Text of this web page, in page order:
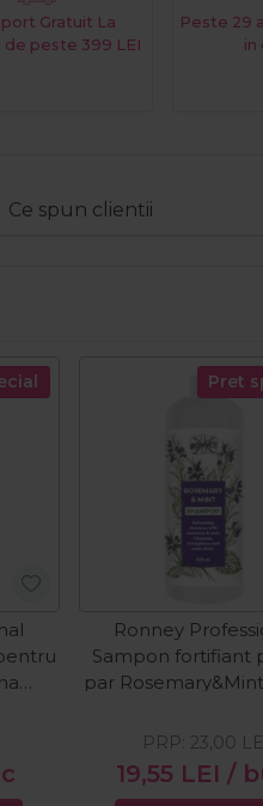
Gratuit La
de peste 399 LEI
Peste 29
in
Ce spun clientii
Pret
Ronney
Sampon fortifiant
par
19,55 LEI /
PRP: 23,00